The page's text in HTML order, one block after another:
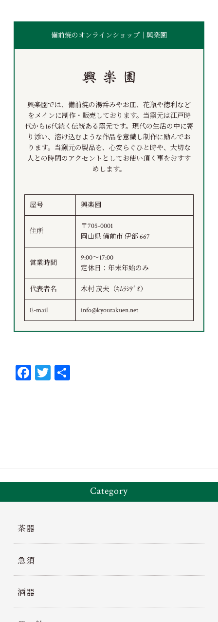
備前焼のオンラインショップ｜興楽園
興楽園では、備前焼の湯呑みやお皿、花瓶や徳利など
をメインに制作・販売しております。当窯元は江戸時
代から16代続く伝統ある窯元です。現代の生活の中に寄
り添い、溶け込むような作品を意識し制作に励んでお
ります。当窯元の製品を、心安らぐひと時や、大切な
人との時間のアクセントとしてお使い頂く事をおすす
めします。
屋号 興楽園
住所
〒705-0001
岡山県 備前市 伊部 667
営業時間
9:00～17:00
定休日：年末年始のみ
代表者名 木村 茂夫（ｷﾑﾗｼｹﾞｵ）
E-mail info@kyourakuen.net
Fa T
Category
茶器
急須
酒器